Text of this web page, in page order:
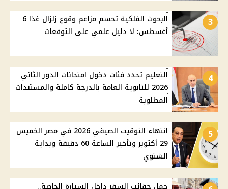
3
البحوث الفلكية تحسم مزاعم وقوع زلزال غدًا 6
أغسطس: لا دليل علمي على التوقعات
4
التعليم تحدد فئات دخول امتحانات الدور الثاني
2026 للثانوية العامة بالدرجة كاملة والمستندات
المطلوبة
5
انتهاء التوقيت الصيفي 2026 في مصر الخميس
29 أكتوبر وتأخير الساعة 60 دقيقة وبداية
الشتوي